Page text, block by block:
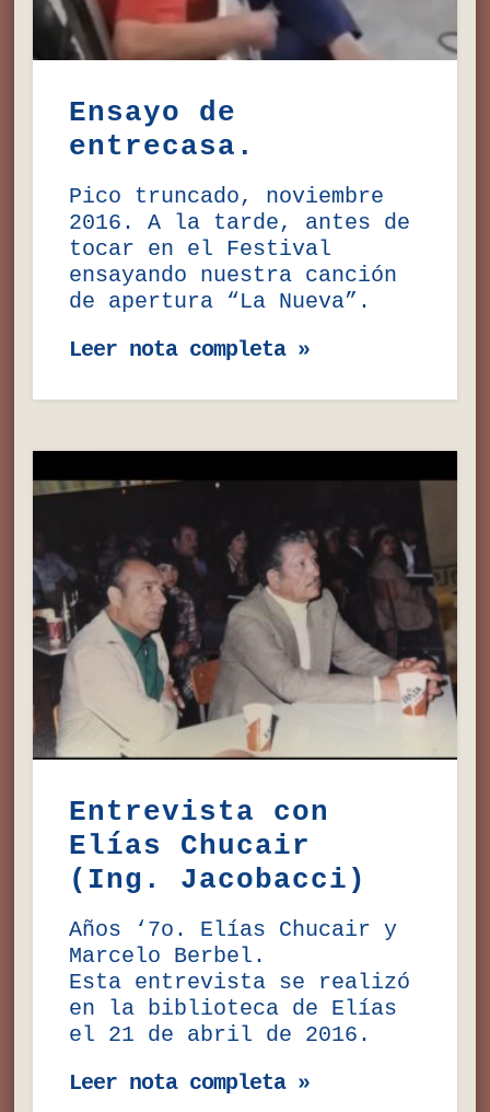
Ensayo de
entrecasa.
Pico truncado, noviembre
2016. A la tarde, antes de
tocar en el Festival
ensayando nuestra canción
de apertura “La Nueva”.
Leer nota completa »
Entrevista con
Elías Chucair
(Ing. Jacobacci)
Años ‘7o. Elías Chucair y
Marcelo Berbel.
Esta entrevista se realizó
en la biblioteca de Elías
el 21 de abril de 2016.
Leer nota completa »